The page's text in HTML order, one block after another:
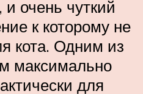
очень чуткий
к которому не
кота. Одним из
максимально
для